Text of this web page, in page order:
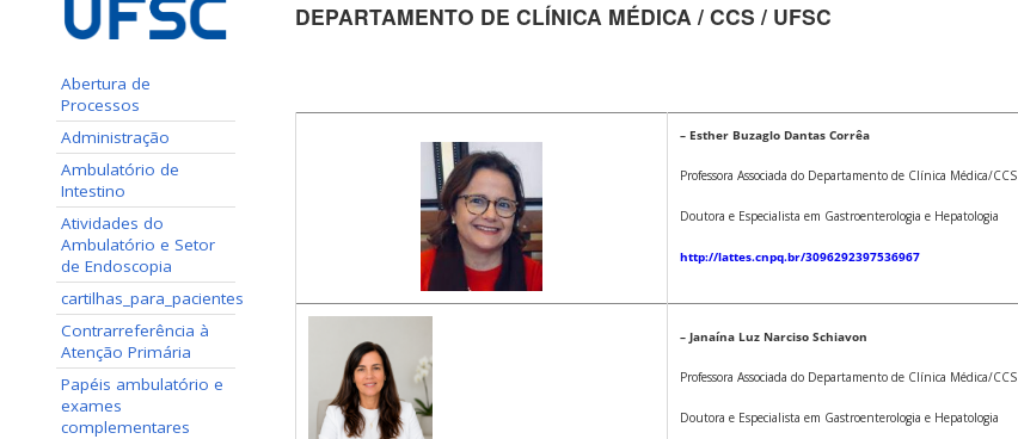
Abertura de
Processos
Administração
Ambulatório de
Intestino
Atividades do
Ambulatório e Setor
de Endoscopia
cartilhas_para_pacientes
Contrarreferência à
Atenção Primária
Papéis ambulatório e
exames
complementares
DEPARTAMENTO DE CLÍNICA MÉDICA / CCS / UFSC
– Esther Buzaglo Dantas Corrêa
Professora Associada do Departamento de Clínica Médica/CCS
Doutora e Especialista em Gastroenterologia e Hepatologia
http://lattes.cnpq.br/3096292397536967
– Janaína Luz Narciso Schiavon
Professora Associada do Departamento de Clínica Médica/CCS
Doutora e Especialista em Gastroenterologia e Hepatologia